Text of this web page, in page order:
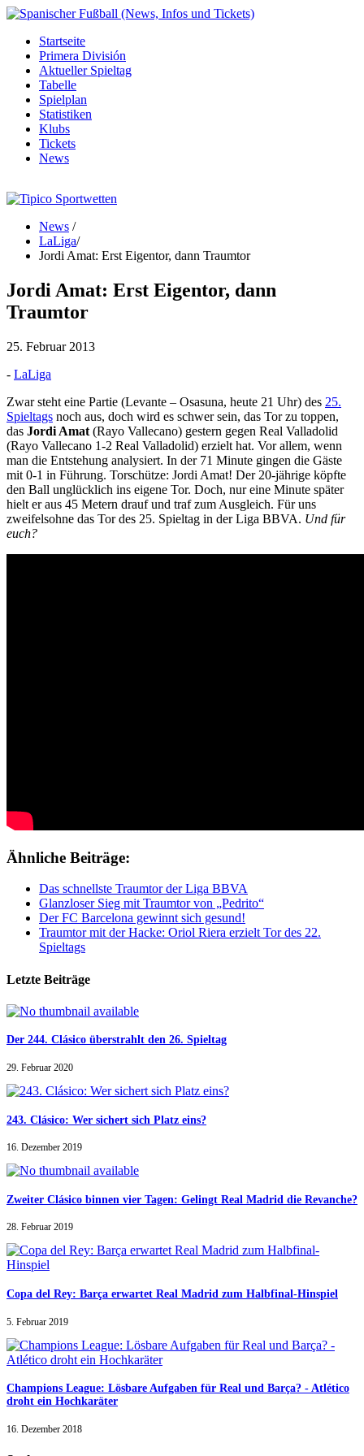
Startseite
Primera División
Aktueller Spieltag
Tabelle
Spielplan
Statistiken
Klubs
Tickets
News
News /
LaLiga/
Jordi Amat: Erst Eigentor, dann Traumtor
Jordi Amat: Erst Eigentor, dann
Traumtor
25. Februar 2013
- LaLiga
Zwar steht eine Partie (Levante – Osasuna, heute 21 Uhr) des 25.
Spieltags noch aus, doch wird es schwer sein, das Tor zu toppen,
das Jordi Amat (Rayo Vallecano) gestern gegen Real Valladolid
(Rayo Vallecano 1-2 Real Valladolid) erzielt hat. Vor allem, wenn
man die Entstehung analysiert. In der 71 Minute gingen die Gäste
mit 0-1 in Führung. Torschütze: Jordi Amat! Der 20-jährige köpfte
den Ball unglücklich ins eigene Tor. Doch, nur eine Minute später
hielt er aus 45 Metern drauf und traf zum Ausgleich. Für uns
zweifelsohne das Tor des 25. Spieltag in der Liga BBVA. Und für
euch?
Ähnliche Beiträge:
Das schnellste Traumtor der Liga BBVA
Glanzloser Sieg mit Traumtor von „Pedrito“
Der FC Barcelona gewinnt sich gesund!
Traumtor mit der Hacke: Oriol Riera erzielt Tor des 22.
Spieltags
Letzte Beiträge
Der 244. Clásico überstrahlt den 26. Spieltag
29. Februar 2020
243. Clásico: Wer sichert sich Platz eins?
16. Dezember 2019
Zweiter Clásico binnen vier Tagen: Gelingt Real Madrid die Revanche?
28. Februar 2019
Copa del Rey: Barça erwartet Real Madrid zum Halbfinal-Hinspiel
5. Februar 2019
Champions League: Lösbare Aufgaben für Real und Barça? - Atlético
droht ein Hochkaräter
16. Dezember 2018